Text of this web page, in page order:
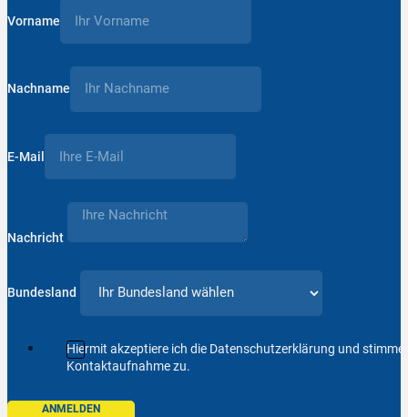
Vorname
Nachname
E-Mail
Nachricht
Bundesland
Hiermit akzeptiere ich die Datenschutzerklärung und
Kontaktaufnahme zu.
ANMELDEN